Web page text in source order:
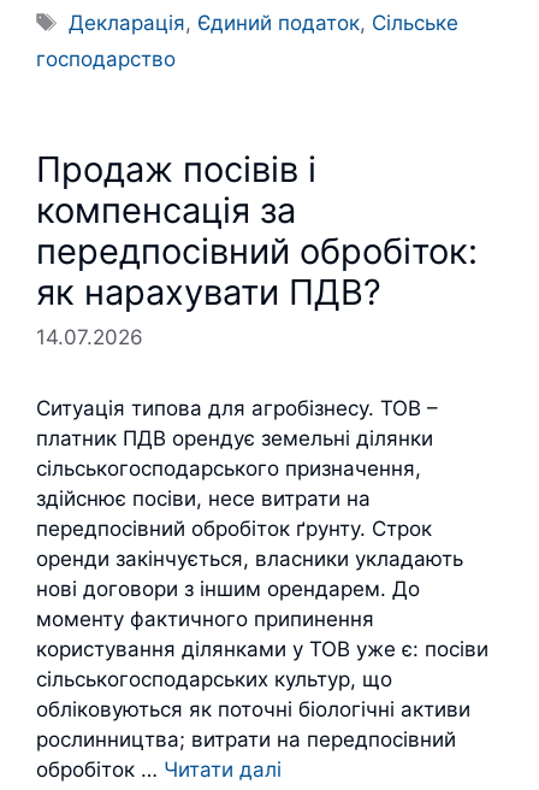
Позначки
Декларація, Єдиний податок, Сільське
господарство
Продаж посівів і
компенсація за
передпосівний обробіток:
як нарахувати ПДВ?
14.07.2026
Ситуація типова для агробізнесу. ТОВ –
платник ПДВ орендує земельні ділянки
сільськогосподарського призначення,
здійснює посіви, несе витрати на
передпосівний обробіток ґрунту. Строк
оренди закінчується, власники укладають
нові договори з іншим орендарем. До
моменту фактичного припинення
користування ділянками у ТОВ уже є: посіви
сільськогосподарських культур, що
обліковуються як поточні біологічні активи
рослинництва; витрати на передпосівний
обробіток … Читати далі